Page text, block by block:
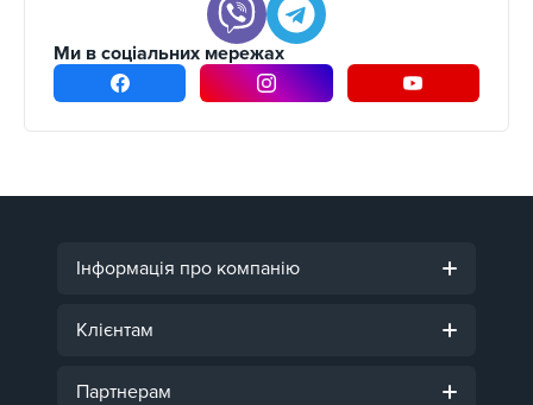
Ми в соціальних мережах
Інформація про компанію
Клієнтам
Партнерам